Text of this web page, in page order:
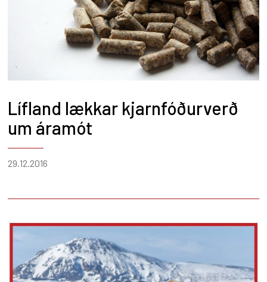
Lífland lækkar kjarnfóðurverð
um áramót
29.12.2016